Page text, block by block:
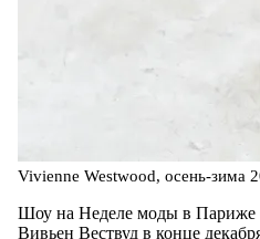
Vivienne Westwood, осень-зима
Шоу на Неделе моды в Париже
Вивьен Вествуд в конце